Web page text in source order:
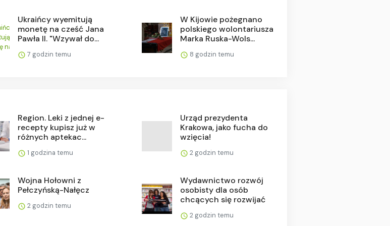
Ukraińcy wyemitują
monetę na cześć Jana
Pawła II. "Wzywał do...
7 godzin temu
W Kijowie pożegnano
polskiego wolontariusza
Marka Ruska-Wols...
8 godzin temu
Region. Leki z jednej e-
recepty kupisz już w
różnych aptekac...
1 godzina temu
Urząd prezydenta
Krakowa, jako fucha do
wzięcia!
2 godzin temu
Wojna Hołowni z
Pełczyńską-Nałęcz
2 godzin temu
Wydawnictwo rozwój
osobisty dla osób
chcących się rozwijać
2 godzin temu